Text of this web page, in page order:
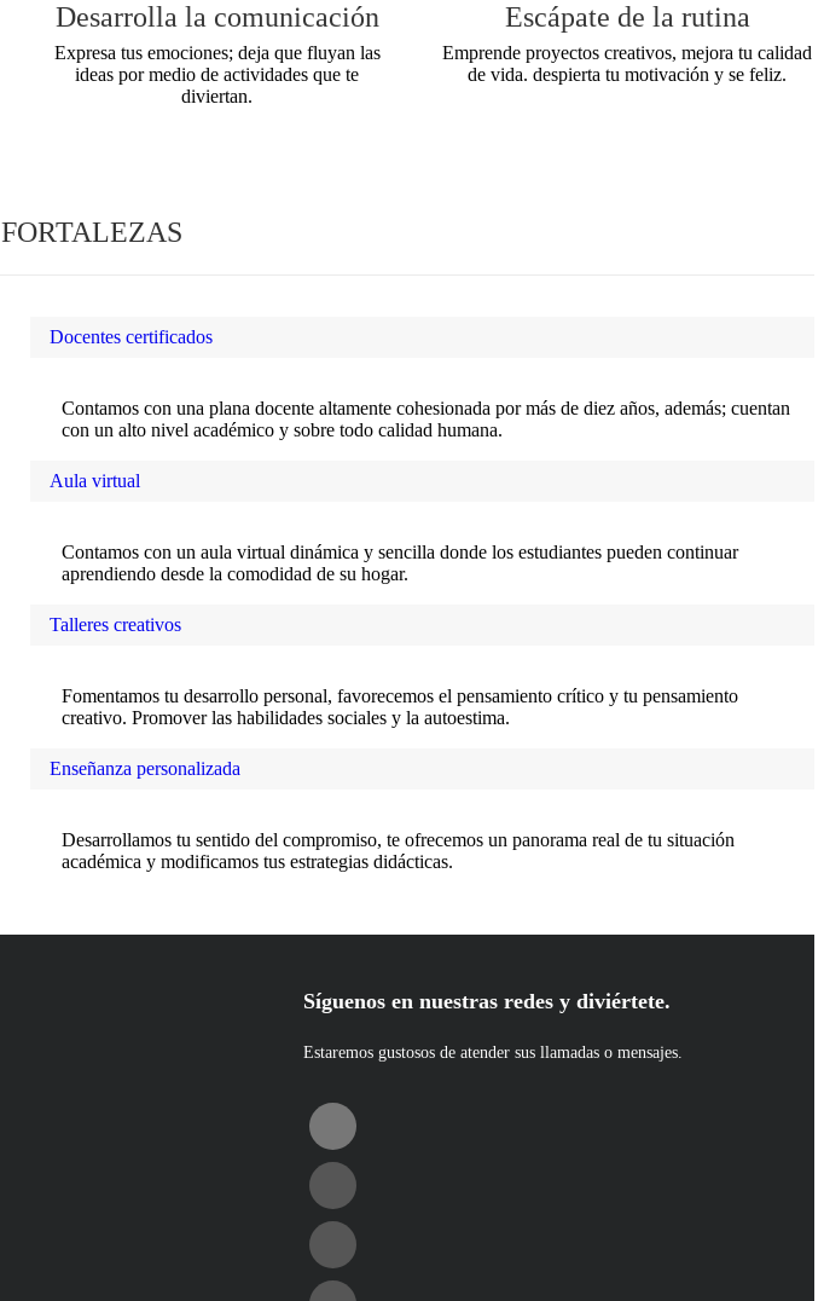
Desarrolla la comunicación
Expresa tus emociones; deja que fluyan las
ideas por medio de actividades que te
diviertan.
Escápate de la rutina
Emprende proyectos creativos, mejora tu calidad
de vida. despierta tu motivación y se feliz.
FORTALEZAS
Docentes certificados
Contamos con una plana docente altamente cohesionada por más de diez años, además; cuentan
con un alto nivel académico y sobre todo calidad humana.
Aula virtual
Contamos con un aula virtual dinámica y sencilla donde los estudiantes pueden continuar
aprendiendo desde la comodidad de su hogar.
Talleres creativos
Fomentamos tu desarrollo personal, favorecemos el pensamiento crítico y tu pensamiento
creativo. Promover las habilidades sociales y la autoestima.
Enseñanza personalizada
Desarrollamos tu sentido del compromiso, te ofrecemos un panorama real de tu situación
académica y modificamos tus estrategias didácticas.
Síguenos en nuestras redes y diviértete.
Estaremos gustosos de atender sus llamadas o mensajes.